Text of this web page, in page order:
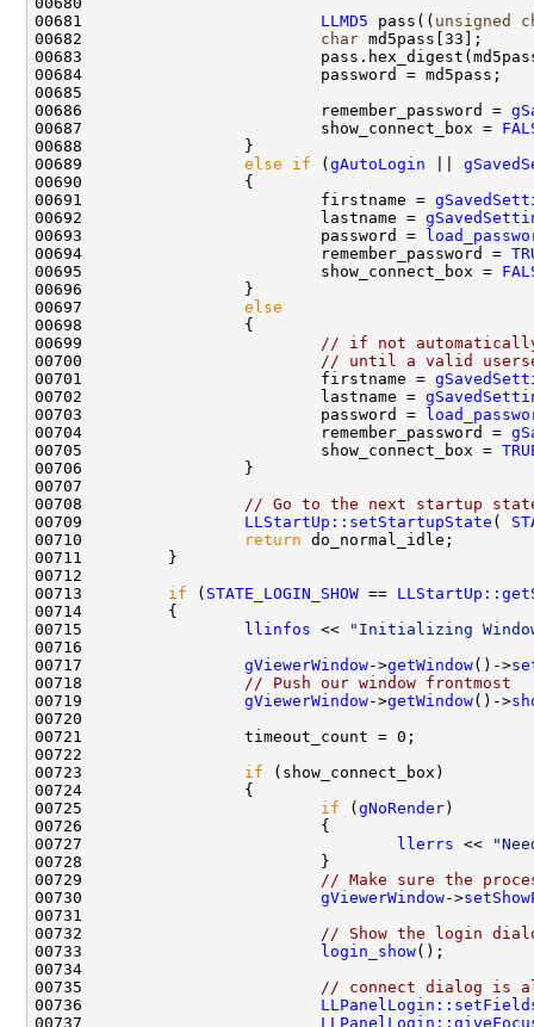
00681 LLMD5 pass(( unsigned
00682 char
00686                         remember_password =
00687                         show_connect_box =
00689 else if ( gAutoLogin
00691                         firstname =
00692                         lastname =
00693                         password =
00694                         remember_password =
00695                         show_connect_box =
00697 else
00699
// if not
00700
// until a valid
00701                         firstname =
00702                         lastname =
00703                         password =
00704                         remember_password =
00705                         show_connect_box =
00708
// Go to the next startup
00709 LLStartUp::setStartupState (
00710
return
00713 if ( STATE_LOGIN_SHOW ==
00715
llinfos <<
"Initializing
00717 gViewerWindow->getWindow()->
00718
// Push our window frontmost
00719 gViewerWindow->getWindow()->
00723 if
00725 if ( gNoRender
00727
llerrs <<
00729
// Make sure the
00730 gViewerWindow->
00732
// Show the login
00733
login_show
00735
// connect dialog is
00736
00737